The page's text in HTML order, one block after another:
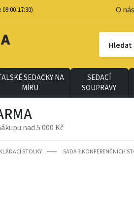
17:30) O nás
SEDAČKY NA
MÍRU
SEDACÍ
SOUPRAVY
nad 5 000 Kč
STOLKY SADA 3 KONFERENČNÍCH